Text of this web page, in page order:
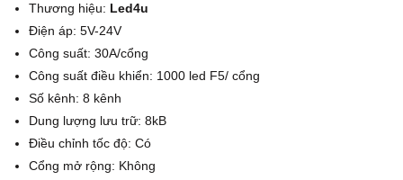
Thương hiệu: Led4u
Điện áp: 5V-24V
Công suất: 30A/cổng
Công suất điều khiển: 1000 led F5/ cổng
Số kênh: 8 kênh
Dung lượng lưu trữ: 8kB
Điều chỉnh tốc độ: Có
Cổng mở rộng: Không